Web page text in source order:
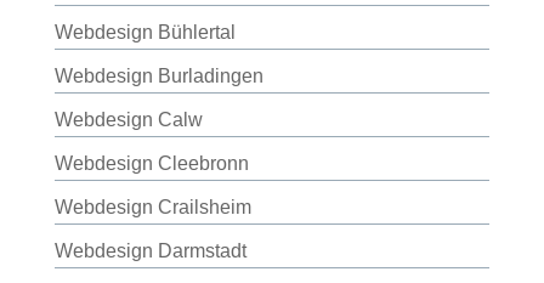
Webdesign Bühlertal
Webdesign Burladingen
Webdesign Calw
Webdesign Cleebronn
Webdesign Crailsheim
Webdesign Darmstadt